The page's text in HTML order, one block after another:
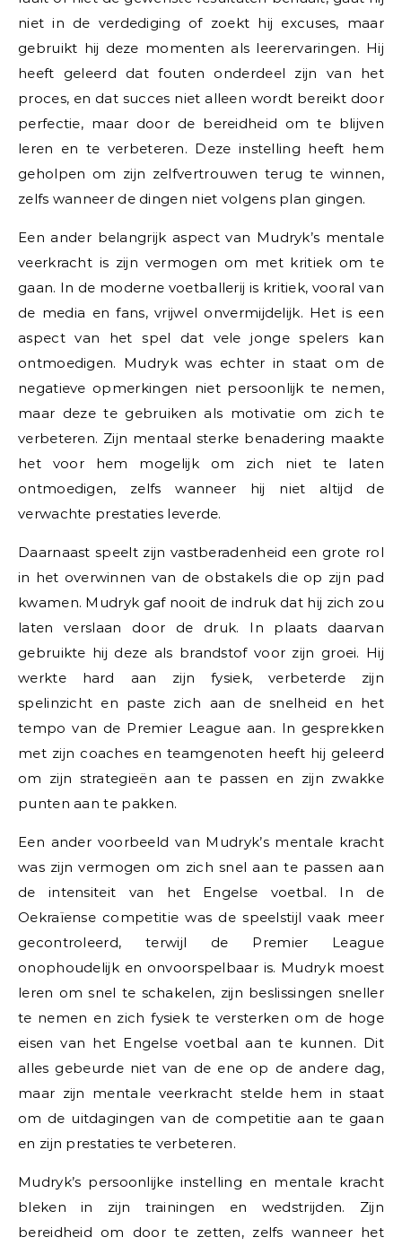
niet in de verdediging of zoekt hij excuses, maar
gebruikt hij deze momenten als leerervaringen. Hij
heeft geleerd dat fouten onderdeel zijn van het
proces, en dat succes niet alleen wordt bereikt door
perfectie, maar door de bereidheid om te blijven
leren en te verbeteren. Deze instelling heeft hem
geholpen om zijn zelfvertrouwen terug te winnen,
zelfs wanneer de dingen niet volgens plan gingen.
Een ander belangrijk aspect van Mudryk’s mentale
veerkracht is zijn vermogen om met kritiek om te
gaan. In de moderne voetballerij is kritiek, vooral van
de media en fans, vrijwel onvermijdelijk. Het is een
aspect van het spel dat vele jonge spelers kan
ontmoedigen. Mudryk was echter in staat om de
negatieve opmerkingen niet persoonlijk te nemen,
maar deze te gebruiken als motivatie om zich te
verbeteren. Zijn mentaal sterke benadering maakte
het voor hem mogelijk om zich niet te laten
ontmoedigen, zelfs wanneer hij niet altijd de
verwachte prestaties leverde.
Daarnaast speelt zijn vastberadenheid een grote rol
in het overwinnen van de obstakels die op zijn pad
kwamen. Mudryk gaf nooit de indruk dat hij zich zou
laten verslaan door de druk. In plaats daarvan
gebruikte hij deze als brandstof voor zijn groei. Hij
werkte hard aan zijn fysiek, verbeterde zijn
spelinzicht en paste zich aan de snelheid en het
tempo van de Premier League aan. In gesprekken
met zijn coaches en teamgenoten heeft hij geleerd
om zijn strategieën aan te passen en zijn zwakke
punten aan te pakken.
Een ander voorbeeld van Mudryk’s mentale kracht
was zijn vermogen om zich snel aan te passen aan
de intensiteit van het Engelse voetbal. In de
Oekraïense competitie was de speelstijl vaak meer
gecontroleerd, terwijl de Premier League
onophoudelijk en onvoorspelbaar is. Mudryk moest
leren om snel te schakelen, zijn beslissingen sneller
te nemen en zich fysiek te versterken om de hoge
eisen van het Engelse voetbal aan te kunnen. Dit
alles gebeurde niet van de ene op de andere dag,
maar zijn mentale veerkracht stelde hem in staat
om de uitdagingen van de competitie aan te gaan
en zijn prestaties te verbeteren.
Mudryk’s persoonlijke instelling en mentale kracht
bleken in zijn trainingen en wedstrijden. Zijn
bereidheid om door te zetten, zelfs wanneer het